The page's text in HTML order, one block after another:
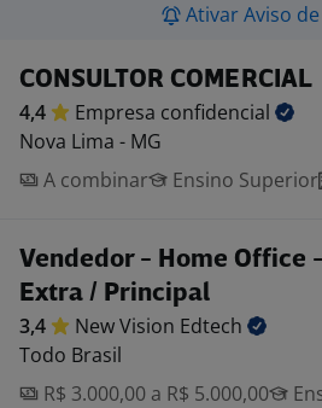
Ativar Aviso
CONSULTOR COMERCIAL
4,4 Empresa confidencial
Nova Lima - MG
A combinar
Ensino Superior
Vendedor - Home Office
Extra / Principal
3,4 New Vision Edtech
Todo Brasil
R$ 3.000,00 a R$ 5.000,00